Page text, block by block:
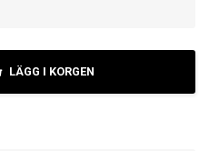
LÄGG I KORGEN